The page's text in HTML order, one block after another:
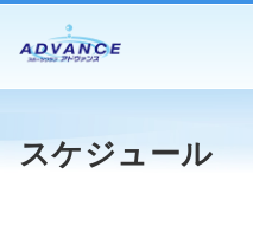
スケジュール